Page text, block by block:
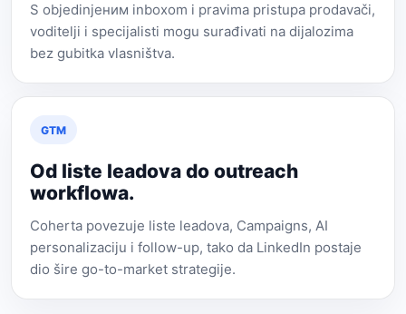
S objedinjеним inboxom i pravima pristupa prodavači,
voditelji i specijalisti mogu surađivati na dijalozima
bez gubitka vlasništva.
GTM
Od liste leadova do outreach
workflowa.
Coherta povezuje liste leadova, Campaigns, AI
personalizaciju i follow-up, tako da LinkedIn postaje
dio šire go-to-market strategije.